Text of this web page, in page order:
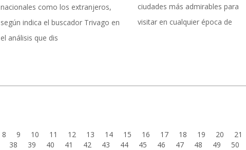
nacionales como los extranjeros,
según indica el buscador Trivago en
el análisis que dis
ciudades más admirables para
visitar en cualquier época de
8 9 10 11 12 13 14 15 16 17 18 19 20 21
38 39 40 41 42 43 44 45 46 47 48 49 50